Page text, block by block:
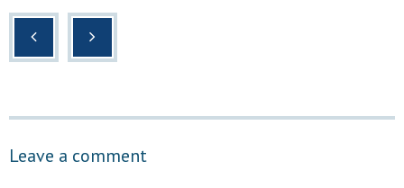
c
k
tt
er
at
Leave a comment